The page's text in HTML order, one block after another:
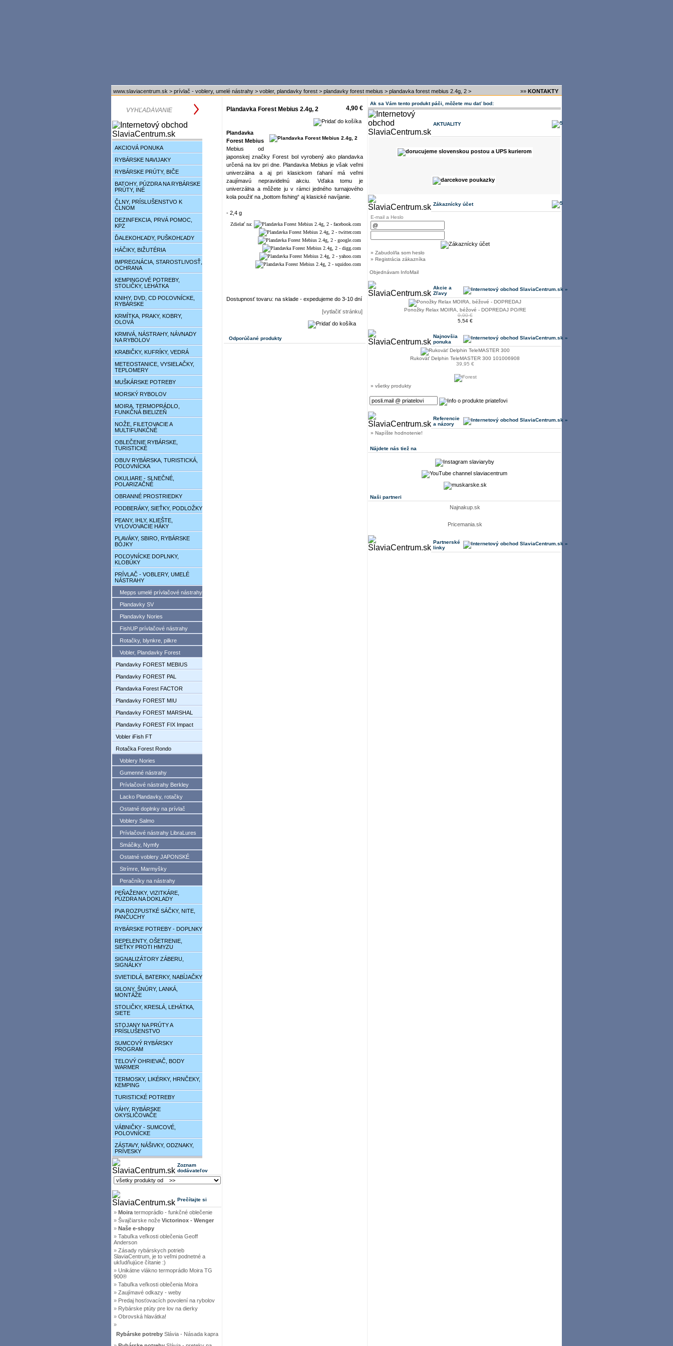
www.slaviacentrum.sk > prívlač - voblery, umelé nástrahy > vobler, plandavky forest > plandavky forest mebius > plandavka forest mebius 2.4g, 2 > »» KONTAKTY
AKCIOVÁ PONUKA
RYBÁRSKE NAVIJAKY
RYBÁRSKE PRÚTY, BIČE
BATOHY, PÚZDRA NA RYBÁRSKE
PRÚTY, INÉ
ČLNY, PRÍSLUŠENSTVO K
ČLNOM
DEZINFEKCIA, PRVÁ POMOC,
KPZ
ĎALEKOHĽADY, PUŠKOHĽADY
HÁČIKY, BIŽUTÉRIA
IMPREGNÁCIA, STAROSTLIVOSŤ,
OCHRANA
KEMPINGOVÉ POTREBY,
STOLIČKY, LEHÁTKA
KNIHY, DVD, CD POĽOVNÍCKE,
RYBÁRSKE
KRMÍTKA, PRAKY, KOBRY,
OLOVÁ
KRMIVÁ, NÁSTRAHY, NÁVNADY
NA RYBOLOV
KRABIČKY, KUFRÍKY, VEDRÁ
METEOSTANICE, VYSIELAČKY,
TEPLOMERY
MUŠKÁRSKE POTREBY
MORSKÝ RYBOLOV
MOIRA, TERMOPRÁDLO,
FUNKČNÁ BIELIZEŇ
NOŽE, FILETOVACIE A
MULTIFUNKČNÉ
OBLEČENIE RYBÁRSKE,
TURISTICKÉ
OBUV RYBÁRSKA, TURISTICKÁ,
POĽOVNÍCKA
OKULIARE - SLNEČNÉ,
POLARIZAČNÉ
OBRANNÉ PROSTRIEDKY
PODBERÁKY, SIEŤKY, PODLOŽKY
PEANY, IHLY, KLIEŠTE,
VYLOVOVACIE HÁKY
PLAVÁKY, SBIRO, RYBÁRSKE
BÓJKY
POĽOVNÍCKE DOPLNKY,
KLOBÚKY
PRÍVLAČ - VOBLERY, UMELÉ
NÁSTRAHY
Mepps umelé prívlačové nástrahy
Plandavky SV
Plandavky Nories
FishUP prívlačové nástrahy
Rotačky, blynkre, pilkre
Vobler, Plandavky Forest
Plandavky FOREST MEBIUS
Plandavky FOREST PAL
Plandavka Forest FACTOR
Plandavky FOREST MIU
Plandavky FOREST MARSHAL
Plandavky FOREST FIX Impact
Vobler iFish FT
Rotačka Forest Rondo
Voblery Nories
Gumenné nástrahy
Prívlačové nástrahy Berkley
Lacko Plandavky, rotačky
Ostatné doplnky na prívlač
Voblery Salmo
Prívlačové nástrahy LibraLures
Smáčiky, Nymfy
Ostatné voblery JAPONSKÉ
Strímre, Marmyšky
Peračníky na nástrahy
PEŇAŽENKY, VIZITKÁRE,
PÚZDRA NA DOKLADY
PVA ROZPUSTKÉ SÁČKY, NITE,
PANČUCHY
RYBÁRSKE POTREBY - DOPLNKY
REPELENTY, OŠETRENIE,
SIEŤKY PROTI HMYZU
SIGNALIZÁTORY ZÁBERU,
SIGNÁLKY
SVIETIDLÁ, BATERKY, NABÍJAČKY
SILONY, ŠNÚRY, LANKÁ,
MONTÁŽE
STOLIČKY, KRESLÁ, LEHÁTKA,
SIETE
STOJANY NA PRÚTY A
PRÍSLUŠENSTVO
SUMCOVÝ RYBÁRSKY
PROGRAM
TELOVÝ OHRIEVAČ, BODY
WARMER
TERMOSKY, LIKÉRKY, HRNČEKY,
KEMPING
TURISTICKÉ POTREBY
VÁHY, RYBÁRSKE
OKYSLIČOVAČE
VÁBNIČKY - SUMCOVÉ,
POLOVNÍCKE
ZÁSTAVY, NÁŠIVKY, ODZNAKY,
PRÍVESKY
Zoznam
dodávateľov
Prečítajte si
» Moira termoprádlo - funkčné oblečenie
» Švajčiarske nože Victorinox - Wenger
» Naše e-shopy
» Tabuľka veľkosti oblečenia Geoff
Anderson
» Zásady rybárskych potrieb
SlaviaCentrum, je to veľmi podnetné a
ukľudňujúce čítanie :)
» Unikátne vlákno termoprádlo Moira TG
900®
» Tabuľka veľkosti oblečenia Moira
» Zaujímavé odkazy - weby
» Predaj hosťovacích povolení na rybolov
» Rybárske ptúty pre lov na dierky
» Obrovská hlavátka!
»
Rybárske potreby Slávia - Násada kapra
Plandavka Forest Mebius 2.4g, 2 4,90 €
Plandavka
Forest Mebius
Mebius od
japonskej značky Forest bol vyrobený ako plandavka
určená na lov pri dne. Plandavka Mebius je však veľmi
univerzálna a aj pri klasickom ťahaní má veľmi
zaujímavú nepravidelnú akciu. Vďaka tomu je
univerzálna a môžete ju v rámci jedného turnajového
kola použiť na „bottom fishing“ aj klasické navíjanie.
- 2,4 g
Zdielať na:
Dostupnosť tovaru: na sklade - expedujeme do 3-10 dní
[vytlačiť stránku]
Odporúčané produkty
Ak sa Vám tento produkt páči, môžete mu dať bod:
AKTUALITY
Zákaznícky účet
E-mail a Heslo
» Zabudol/la som heslo
» Registrácia zákazníka
Objednávam InfoMail
Akcie a
Zľavy
Ponožky Relax MOIRA, béžové - DOPREDAJ PO/RE
9,90 €
5,54 €
Najnovšia
ponuka
Rukoväť Delphin TeleMASTER 300 101006908
39,95 €
» všetky produkty
Referencie
a názory
» Napíšte hodnotenie!
Nájdete nás tiež na
Naši partneri
Najnakup.sk
Pricemania.sk
Partnerské
linky